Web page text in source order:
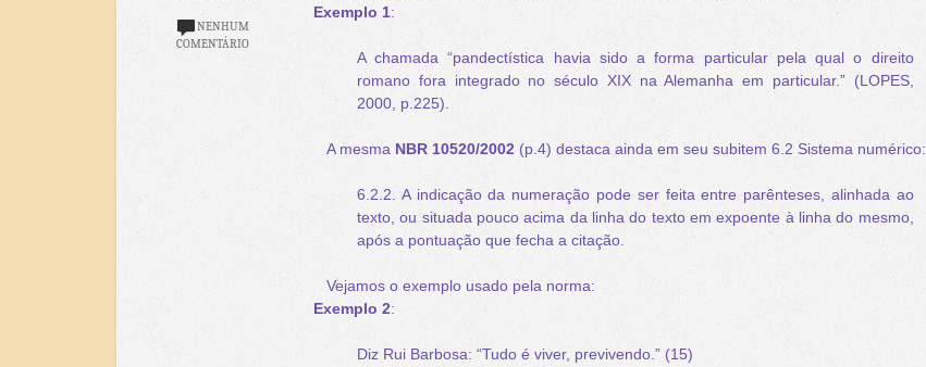
NENHUM
COMENTÁRIO
Exemplo 1:
A chamada “pandectística havia sido a forma particular pela qual o direito
romano fora integrado no século XIX na Alemanha em particular.” (LOPES,
2000, p.225).
A mesma NBR 10520/2002 (p.4) destaca ainda em seu subitem 6.2 Sistema numérico:
6.2.2. A indicação da numeração pode ser feita entre parênteses, alinhada ao
texto, ou situada pouco acima da linha do texto em expoente à linha do mesmo,
após a pontuação que fecha a citação.
Vejamos o exemplo usado pela norma:
Exemplo 2:
Diz Rui Barbosa: “Tudo é viver, previvendo.” (15)